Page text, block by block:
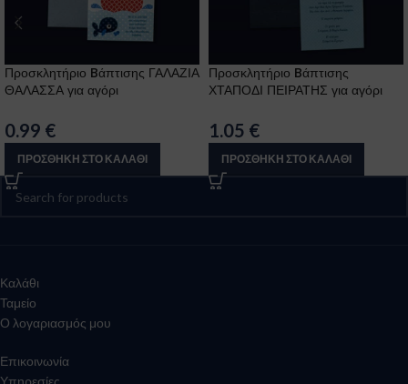
Προσκλητήριο Bάπτισης ΓΑΛΑΖΙΑ
ΘΑΛΑΣΣΑ για αγόρι
0.99 €
ΠΡΟΣΘΉΚΗ ΣΤΟ ΚΑΛΆΘΙ
Προσκλητήριο Bάπτισης
ΧΤΑΠΟΔΙ ΠΕΙΡΑΤΗΣ για αγόρι
1.05 €
ΠΡΟΣΘΉΚΗ ΣΤΟ ΚΑΛΆΘΙ
Καλάθι
Ταμείο
Ο λογαριασμός μου
Επικοινωνία